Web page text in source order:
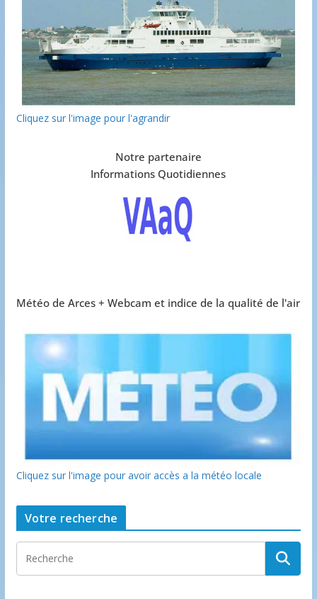
Cliquez sur l'image pour l'agrandir
Notre partenaire
Informations Quotidiennes
Météo de Arces + Webcam et indice de la qualité de l'air
Cliquez sur l'image pour avoir accès a la météo locale
Votre recherche